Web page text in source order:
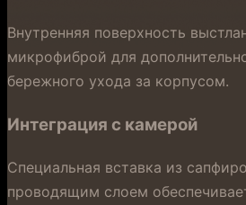
Внутренняя поверхность
микрофиброй для
бережного ухода за корпусом.
Интеграция с камерой
Специальная вставка из
проводящим слоем